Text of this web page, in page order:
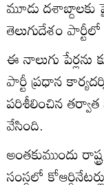
మూడు
తెలుగుదేశం
ఈ నాలుగు
పార్టీ ప్రధాన
పరిశీలించిన
వేసింది.
అంతకుముందు
సంస్థలో